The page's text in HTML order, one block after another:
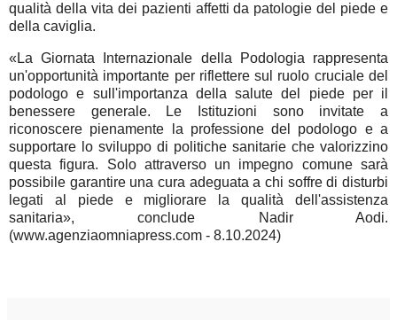
qualità della vita dei pazienti affetti da patologie del piede e
della caviglia.
«La Giornata Internazionale della Podologia rappresenta
un'opportunità importante per riflettere sul ruolo cruciale del
podologo e sull'importanza della salute del piede per il
benessere generale. Le Istituzioni sono invitate a
riconoscere pienamente la professione del podologo e a
supportare lo sviluppo di politiche sanitarie che valorizzino
questa figura. Solo attraverso un impegno comune sarà
possibile garantire una cura adeguata a chi soffre di disturbi
legati al piede e migliorare la qualità dell'assistenza
sanitaria», conclude Nadir Aodi.
(www.agenziaomniapress.com - 8.10.2024)